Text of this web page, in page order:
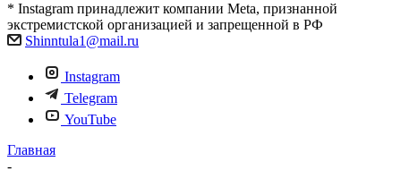
* Instagram принадлежит компании Meta, признанной
экстремистской организацией и запрещенной в РФ
Shinntula1@mail.ru
Instagram
Telegram
YouTube
Главная
-